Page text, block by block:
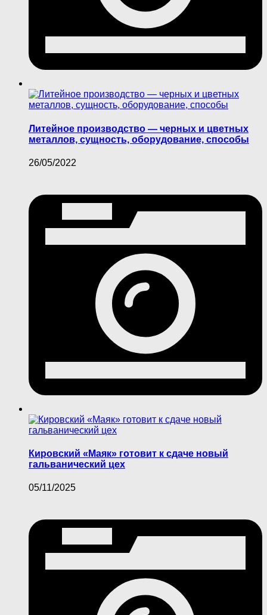
Литейное производство — черных и цветных
металлов, сущность, оборудование, способы
26/05/2022
Кировский «Маяк» готовит к сдаче новый
гальванический цех
05/11/2025